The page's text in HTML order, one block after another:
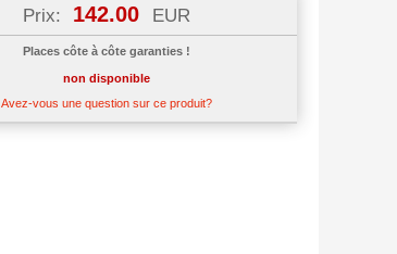
Prix: 142.00 EUR
Places côte à côte garanties !
non disponible
Avez-vous une question sur ce produit?